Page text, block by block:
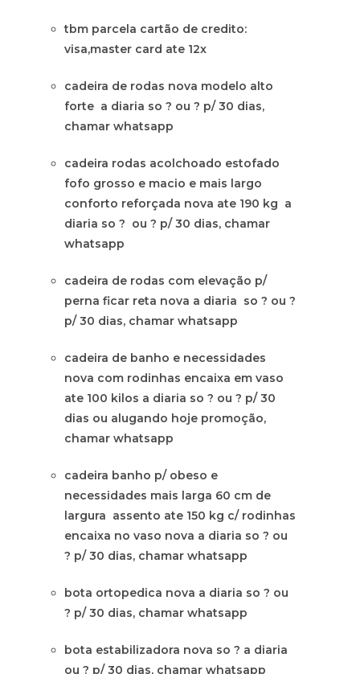
tbm parcela cartão de credito:
visa,master card ate 12x
cadeira de rodas nova modelo alto
forte a diaria so ? ou ? p/ 30 dias,
chamar whatsapp
cadeira rodas acolchoado estofado
fofo grosso e macio e mais largo
conforto reforçada nova ate 190 kg a
diaria so ? ou ? p/ 30 dias, chamar
whatsapp
cadeira de rodas com elevação p/
perna ficar reta nova a diaria so ? ou ?
p/ 30 dias, chamar whatsapp
cadeira de banho e necessidades
nova com rodinhas encaixa em vaso
ate 100 kilos a diaria so ? ou ? p/ 30
dias ou alugando hoje promoção,
chamar whatsapp
cadeira banho p/ obeso e
necessidades mais larga 60 cm de
largura assento ate 150 kg c/ rodinhas
encaixa no vaso nova a diaria so ? ou
? p/ 30 dias, chamar whatsapp
bota ortopedica nova a diaria so ? ou
? p/ 30 dias, chamar whatsapp
bota estabilizadora nova so ? a diaria
ou ? p/ 30 dias, chamar whatsapp